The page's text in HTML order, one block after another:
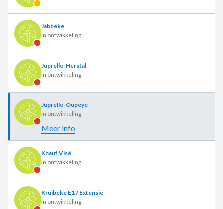
Jabbeke
In ontwikkeling
Juprelle-Herstal
In ontwikkeling
Juprelle-Oupeye
In ontwikkeling
Meer info
Knauf Visé
In ontwikkeling
Kruibeke E17 Extensie
In ontwikkeling